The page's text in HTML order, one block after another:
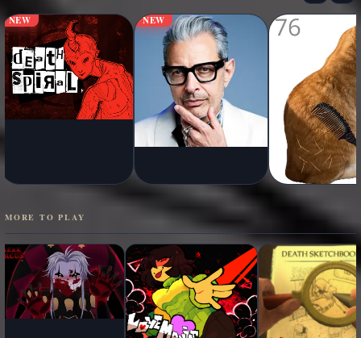
NEW NEW
MORE TO PLAY